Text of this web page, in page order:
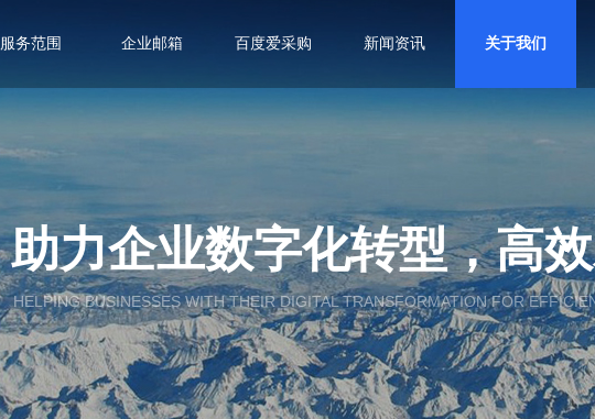
助力企业数字化转型，高
HELPING BUSINESSES WITH THEIR DIGITAL TRANSFORMATION FOR
服务范围 企业邮箱 百度爱采购 新闻资讯 关于我们